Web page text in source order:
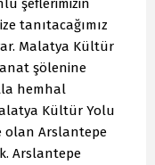
tanıtacağımız
Malatya Kültür
şölenine
hemhal
Kültür Yolu
olan Arslantepe
Arslantepe